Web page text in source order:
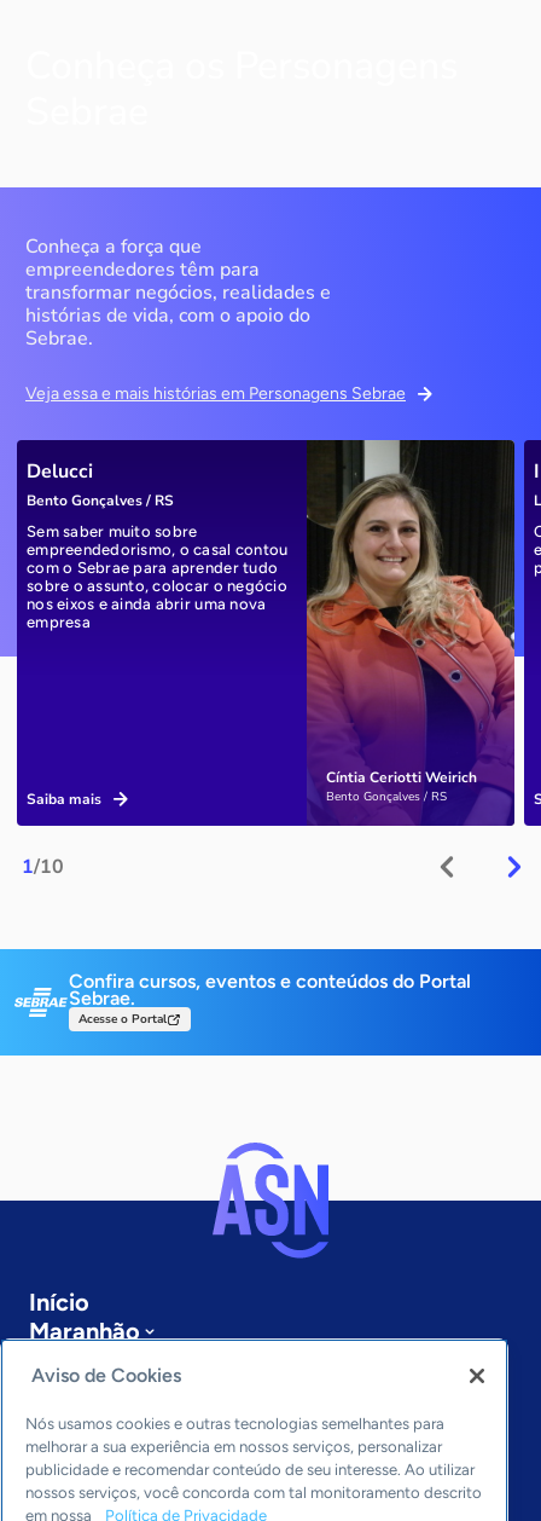
Conheça a força que
empreendedores têm para
transformar negócios, realidades e
histórias de vida, com o apoio do
Sebrae.
Veja essa e mais histórias em Personagens Sebrae
1/10
Cíntia Ceriotti Weirich
Bento Gonçalves / RS
Delucci
Bento Gonçalves / RS
Sem saber muito sobre
empreendedorismo, o casal contou
com o Sebrae para aprender tudo
sobre o assunto, colocar o negócio
nos eixos e ainda abrir uma nova
empresa
Saiba mais
Confira cursos, eventos e conteúdos do Portal
Sebrae.
Acesse o Portal
Início
Maranhão
Sobre a ASN
Últimas notícias
Entre em contato
Editorias
Economia & Política
Aviso de Cookies
Nós usamos cookies e outras tecnologias semelhantes para
melhorar a sua experiência em nossos serviços, personalizar
publicidade e recomendar conteúdo de seu interesse. Ao utilizar
nossos serviços, você concorda com tal monitoramento descrito
em nossa
Política de Privacidade